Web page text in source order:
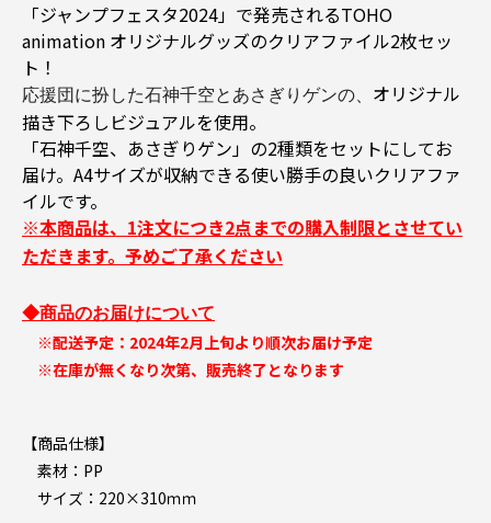
「ジャンプフェスタ2024」で発売されるTOHO
animation オリジナルグッズのクリアファイル2枚セッ
ト！
応援団に扮した石神千空とあさぎりゲンの、 オリジナル
描き下ろしビジュアルを使用。
「石神千空、あさぎりゲン」の2種類をセットにしてお
届け。A4サイズが収納できる使い勝手の良いクリアファ
イルです。
※本商品は、1注文につき2点までの購入制限とさせてい
ただきます。予めご了承ください
◆商品のお届けについて
※配送予定：2024年2月上旬より順次お届け予定
※在庫が無くなり次第、販売終了となります
【商品仕様】
素材：PP
サイズ：220×310ｍｍ